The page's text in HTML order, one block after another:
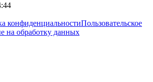
конфиденциальностиПользовательское
на обработку данных